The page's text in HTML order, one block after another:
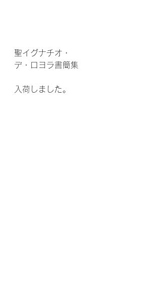
聖イグナチオ・
デ・ロヨラ書簡集
入荷しました。